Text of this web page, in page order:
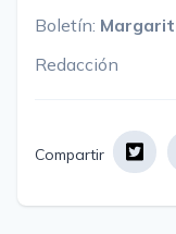
Boletín:
Redacción
Compartir